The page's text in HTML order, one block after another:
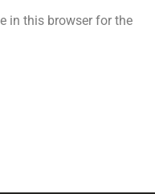
in this browser for the